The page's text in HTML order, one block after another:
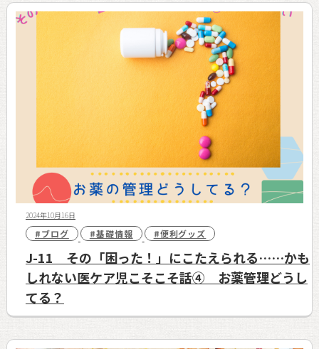
2024年10月16日
#ブログ #基礎情報 #便利グッズ
J-11 その「困った！」にこたえられる……かも
しれない医ケア児こそこそ話④ お薬管理どうし
てる？